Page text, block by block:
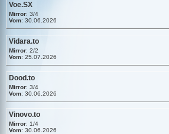
Voe.SX
Mirror: 3/4
Vom: 30.06.2026
Vidara.to
Mirror: 2/2
Vom: 25.07.2026
Dood.to
Mirror: 3/4
Vom: 30.06.2026
Vinovo.to
Mirror: 1/4
Vom: 30.06.2026